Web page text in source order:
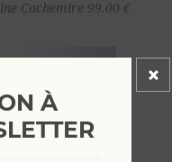
Cachemire 99.00 €
À